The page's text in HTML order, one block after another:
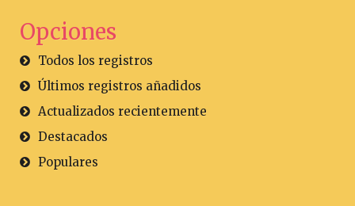
Opciones
Todos los registros
Últimos registros añadidos
Actualizados recientemente
Destacados
Populares